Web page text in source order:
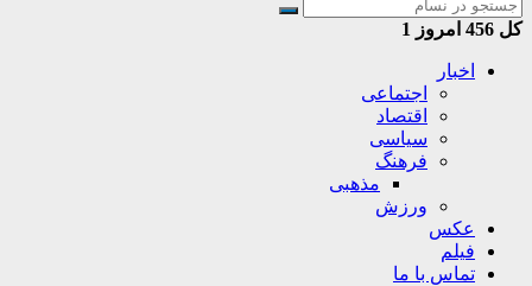
کل امروز 1
اخبار
اجتماعی
اقتصاد
سیاسی
فرهنگ
مذهبی
ورزش
عکس
فیلم
تماس با ما